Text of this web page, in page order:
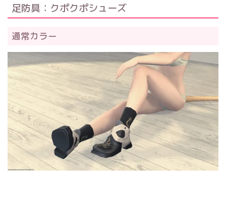
足防具：クポクポシューズ
通常カラー